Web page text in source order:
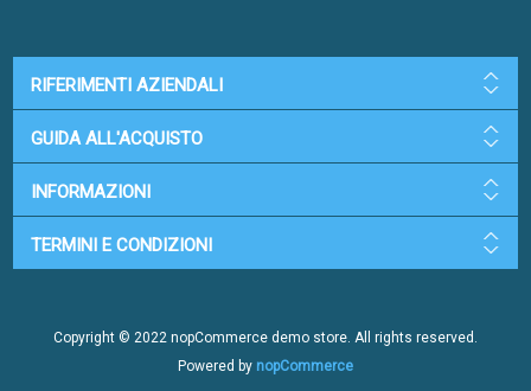
RIFERIMENTI AZIENDALI
GUIDA ALL'ACQUISTO
INFORMAZIONI
TERMINI E CONDIZIONI
Copyright © 2022 nopCommerce demo store. All rights reserved.
Powered by nopCommerce